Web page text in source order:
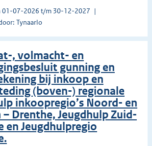
01-07-2026 t/m 30-12-2027
Tynaarlo
, volmacht- en
gunning en
bij inkoop en
(boven-) regionale
inkoopregio’s Noord- en
Drenthe, Jeugdhulp Zuid-
en Jeugdhulpregio